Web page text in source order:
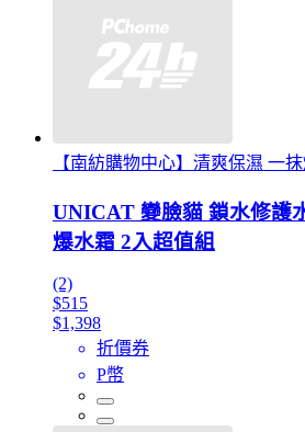
【南紡購物中心】清爽保濕 一
UNICAT 變臉貓 鎖水修護
爆水霜 2入超值組
(2)
$515
$1,398
折價券
P幣